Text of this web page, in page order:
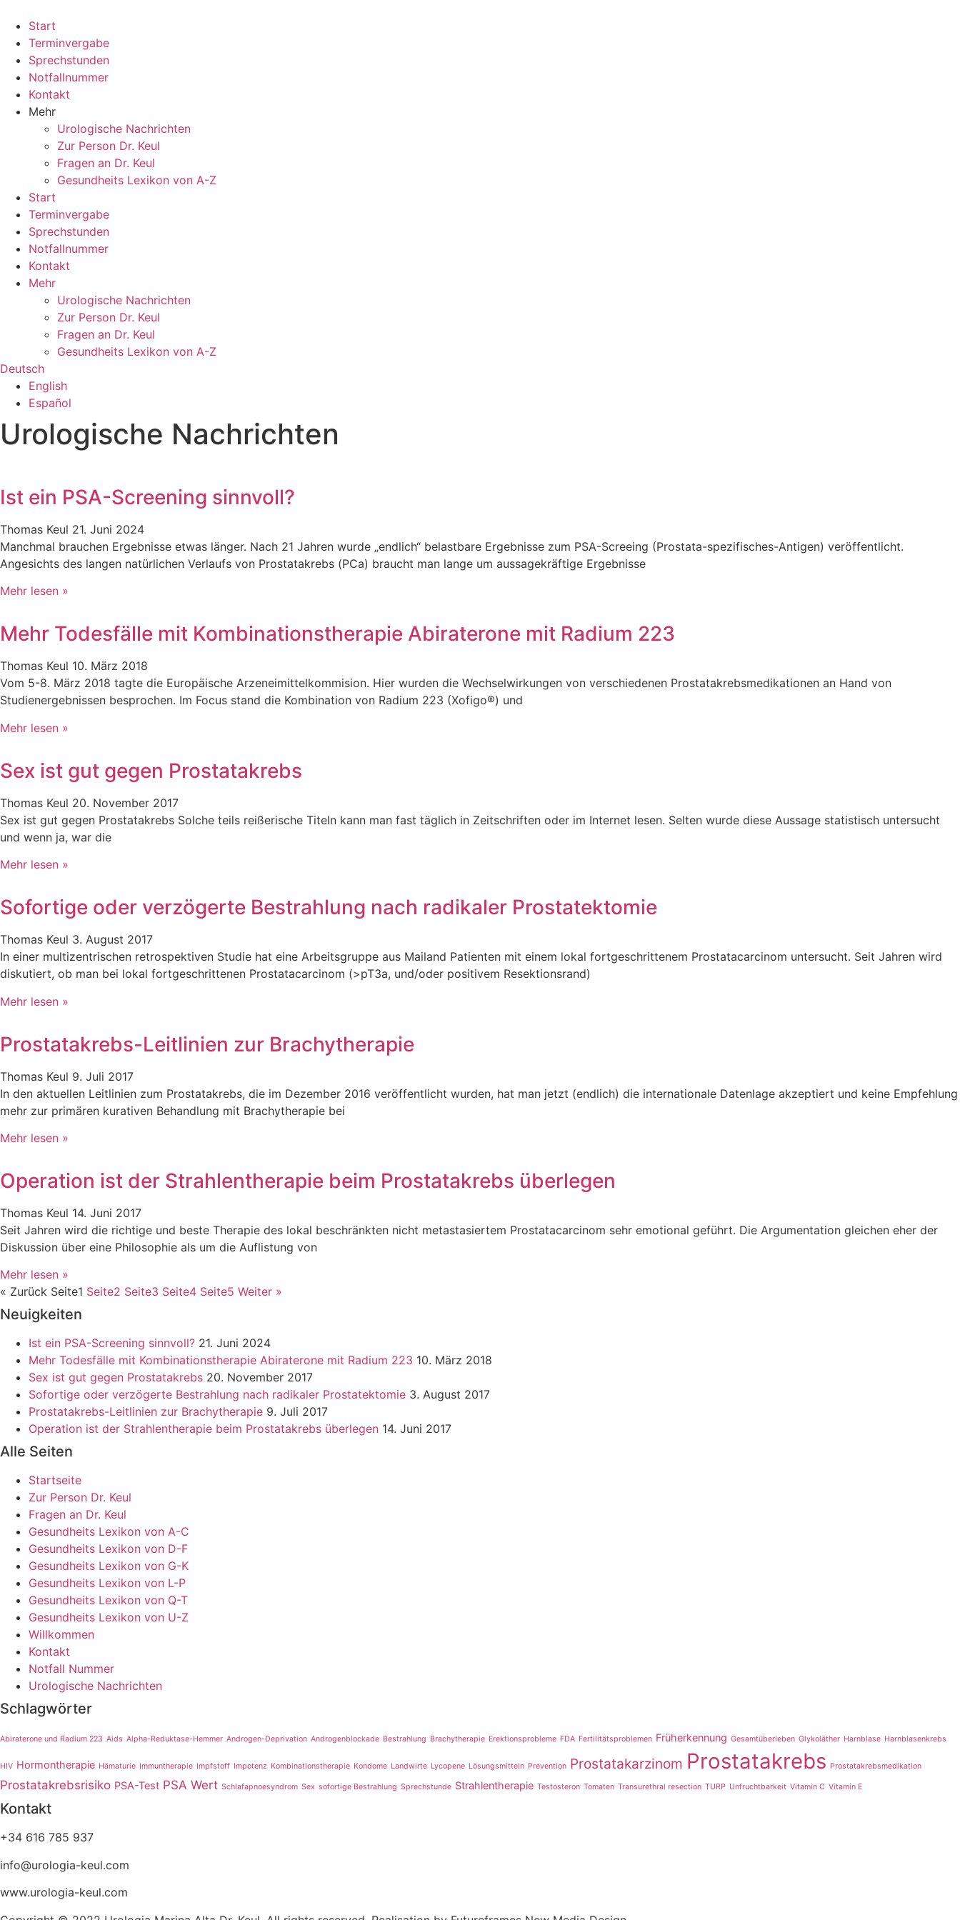
Inhalt
springen
Start
Terminvergabe
Sprechstunden
Notfallnummer
Kontakt
Mehr
Urologische Nachrichten
Zur Person Dr. Keul
Fragen an Dr. Keul
Gesundheits Lexikon von A-Z
Start
Terminvergabe
Sprechstunden
Notfallnummer
Kontakt
Mehr
Urologische Nachrichten
Zur Person Dr. Keul
Fragen an Dr. Keul
Gesundheits Lexikon von A-Z
Deutsch
English
Español
Urologische Nachrichten
Ist ein PSA-Screening sinnvoll?
Thomas Keul 21. Juni 2024
Manchmal brauchen Ergebnisse etwas länger. Nach 21 Jahren wurde „endlich“ belastbare Ergebnisse zum PSA-Screeing (Prostata-spezifisches-Antigen) veröffentlicht.
Angesichts des langen natürlichen Verlaufs von Prostatakrebs (PCa) braucht man lange um aussagekräftige Ergebnisse
Mehr lesen »
Mehr Todesfälle mit Kombinationstherapie Abiraterone mit Radium 223
Thomas Keul 10. März 2018
Vom 5-8. März 2018 tagte die Europäische Arzeneimittelkommision. Hier wurden die Wechselwirkungen von verschiedenen Prostatakrebsmedikationen an Hand von
Studienergebnissen besprochen. Im Focus stand die Kombination von Radium 223 (Xofigo®) und
Mehr lesen »
Sex ist gut gegen Prostatakrebs
Thomas Keul 20. November 2017
Sex ist gut gegen Prostatakrebs Solche teils reißerische Titeln kann man fast täglich in Zeitschriften oder im Internet lesen. Selten wurde diese Aussage statistisch untersucht
und wenn ja, war die
Mehr lesen »
Sofortige oder verzögerte Bestrahlung nach radikaler Prostatektomie
Thomas Keul 3. August 2017
In einer multizentrischen retrospektiven Studie hat eine Arbeitsgruppe aus Mailand Patienten mit einem lokal fortgeschrittenem Prostatacarcinom untersucht. Seit Jahren wird
diskutiert, ob man bei lokal fortgeschrittenen Prostatacarcinom (>pT3a, und/oder positivem Resektionsrand)
Mehr lesen »
Prostatakrebs-Leitlinien zur Brachytherapie
Thomas Keul 9. Juli 2017
In den aktuellen Leitlinien zum Prostatakrebs, die im Dezember 2016 veröffentlicht wurden, hat man jetzt (endlich) die internationale Datenlage akzeptiert und keine Empfehlung
mehr zur primären kurativen Behandlung mit Brachytherapie bei
Mehr lesen »
Operation ist der Strahlentherapie beim Prostatakrebs überlegen
Thomas Keul 14. Juni 2017
Seit Jahren wird die richtige und beste Therapie des lokal beschränkten nicht metastasiertem Prostatacarcinom sehr emotional geführt. Die Argumentation gleichen eher der
Diskussion über eine Philosophie als um die Auflistung von
Mehr lesen »
« Zurück Seite1 Seite2 Seite3 Seite4 Seite5 Weiter »
Neuigkeiten
Ist ein PSA-Screening sinnvoll? 21. Juni 2024
Mehr Todesfälle mit Kombinationstherapie Abiraterone mit Radium 223 10. März 2018
Sex ist gut gegen Prostatakrebs 20. November 2017
Sofortige oder verzögerte Bestrahlung nach radikaler Prostatektomie 3. August 2017
Prostatakrebs-Leitlinien zur Brachytherapie 9. Juli 2017
Operation ist der Strahlentherapie beim Prostatakrebs überlegen 14. Juni 2017
Alle Seiten
Startseite
Zur Person Dr. Keul
Fragen an Dr. Keul
Gesundheits Lexikon von A-C
Gesundheits Lexikon von D-F
Gesundheits Lexikon von G-K
Gesundheits Lexikon von L-P
Gesundheits Lexikon von Q-T
Gesundheits Lexikon von U-Z
Willkommen
Kontakt
Notfall Nummer
Urologische Nachrichten
Schlagwörter
Abiraterone und Radium 223 Aids Alpha-Reduktase-Hemmer Androgen-Deprivation Androgenblockade Bestrahlung Brachytherapie Erektionsprobleme FDA Fertilitätsproblemen Früherkennung Gesamtüberleben Glykoläther Harnblase Harnblasenkrebs
HIV Hormontherapie Hämaturie Immuntherapie Impfstoff Impotenz Kombinationstherapie Kondome Landwirte Lycopene Lösungsmitteln Prevention Prostatakarzinom Prostatakrebs Prostatakrebsmedikation
Prostatakrebsrisiko PSA-Test PSA Wert Schlafapnoesyndrom Sex sofortige Bestrahlung Sprechstunde Strahlentherapie Testosteron Tomaten Transurethral resection TURP Unfruchtbarkeit Vitamin C Vitamin E
Kontakt
+34 616 785 937
info@urologia-keul.com
www.urologia-keul.com